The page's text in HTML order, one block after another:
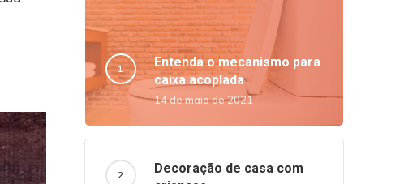
Entenda o mecanismo para
caixa acoplada
14 de maio de 2021
Decoração de casa com